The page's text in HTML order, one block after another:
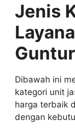
Jenis
Guntur
Dibawah ini
kategori unit
harga terbaik
dengan